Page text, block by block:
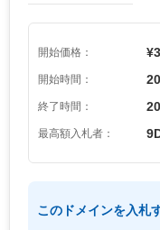
開始価格：
開始時間：
終了時間：
最高額入札者：
このドメインを入札